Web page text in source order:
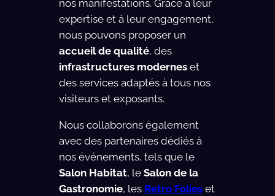
nos manifestations. Grâce à leur
expertise et à leur engagement,
nous pouvons proposer un
accueil de qualité, des
infrastructures moderneset
des services adaptés à tous nos
visiteurs et exposants.
Nous collaborons également
avec des partenaires dédiés à
nos événements, tels que le
Salon Habitat, le Salon de la
Gastronomie, les Retro Folieset